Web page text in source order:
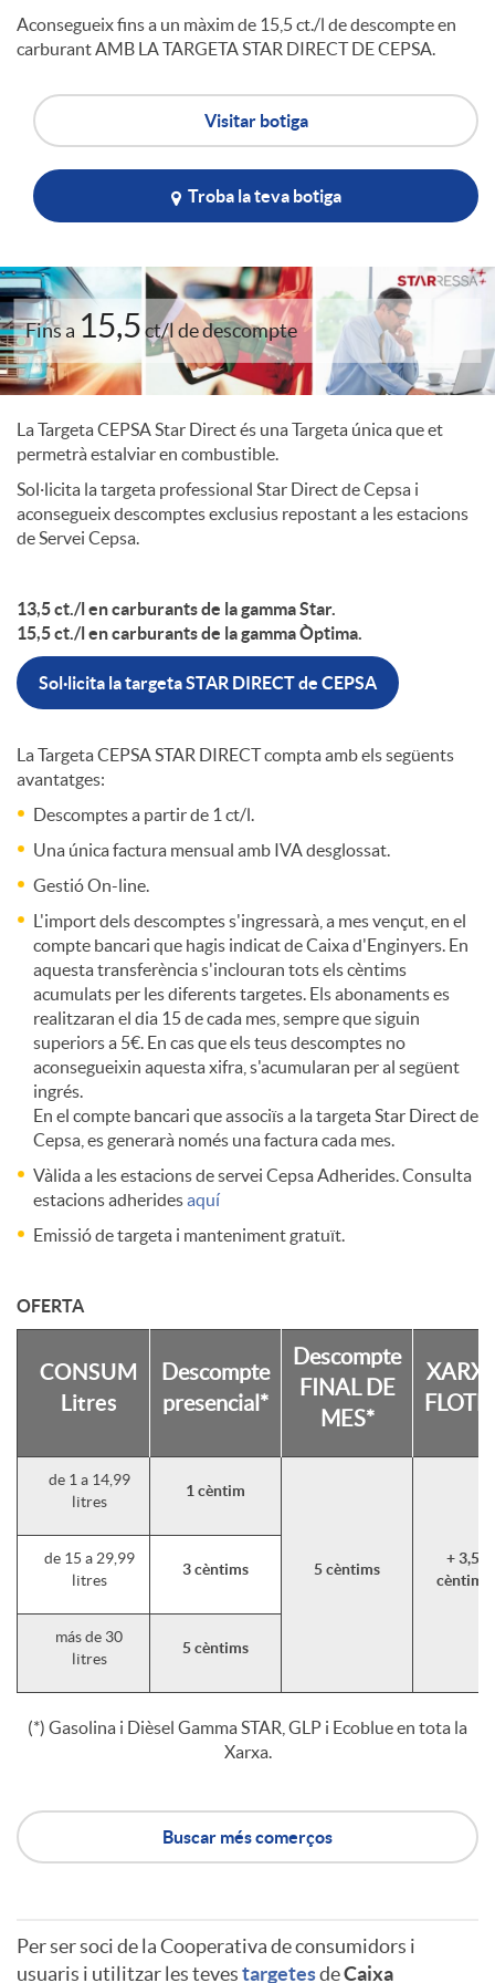
l
e
c
o
m
e
r
c
i
o
I
n
g
e
n
u
Aconsegueix fins a un màxim de 15,5 ct./l de descompte en
carburant AMB LA TARGETA STAR DIRECT DE CEPSA.
Visitar botiga
Troba la teva botiga
Fins a 15,5ct/l de descompte
La Targeta CEPSA Star Direct és una Targeta única que et
permetrà estalviar en combustible.
Sol·licita la targeta professional Star Direct de Cepsa i
aconsegueix descomptes exclusius repostant a les estacions
de Servei Cepsa.
13,5 ct./l en carburants de la gamma Star.
15,5 ct./l en carburants de la gamma Òptima.
Sol·licita la targeta STAR DIRECT de CEPSA
La Targeta CEPSA STAR DIRECT compta amb els següents
avantatges:
Descomptes a partir de 1 ct/l.
Una única factura mensual amb IVA desglossat.
Gestió On-line.
L'import dels descomptes s'ingressarà, a mes vençut, en el
compte bancari que hagis indicat de Caixa d'Enginyers. En
aquesta transferència s'inclouran tots els cèntims
acumulats per les diferents targetes. Els abonaments es
realitzaran el dia 15 de cada mes, sempre que siguin
superiors a 5€. En cas que els teus descomptes no
aconsegueixin aquesta xifra, s'acumularan per al següent
ingrés.
En el compte bancari que associïs a la targeta Star Direct de
Cepsa, es generarà només una factura cada mes.
Vàlida a les estacions de servei Cepsa Adherides. Consulta
estacions adheridesaquí
Emissió de targeta i manteniment gratuït.
OFERTA
CONSUM
Litres
Descompte
presencial*
Descompte
FINAL DE
MES*
de 1 a 14,99
litres
1 cèntim
5 cèntims
+ 3,5
cèntims
de 15 a 29,99
litres
3 cèntims
más de 30
litres
5 cèntims
(*) Gasolina i Dièsel Gamma STAR, GLP i Ecoblue en tota la
Xarxa.
Buscar més comerços
Per ser soci de la Cooperativa de consumidors i
usuaris i utilitzar les tevestargetesdeCaixa